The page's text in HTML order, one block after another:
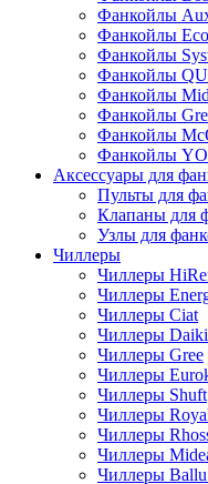
Фанкойлы
Фанкойлы
Фанкойлы
Фанкойлы
Фанкойлы
Фанкойлы
Фанкойлы
Фанкойлы
Аксессуары для
Пульты для
Клапаны для
Узлы для
Чиллеры
Чиллеры
Чиллеры
Чиллеры Ciat
Чиллеры
Чиллеры Gree
Чиллеры
Чиллеры Shuft
Чиллеры
Чиллеры
Чиллеры
Чиллеры